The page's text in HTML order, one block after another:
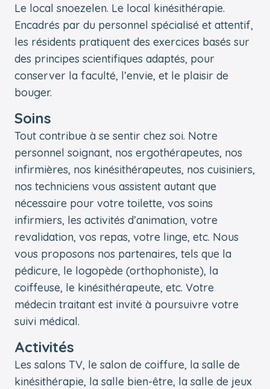
Le local snoezelen. Le local kinésithérapie.
Encadrés par du personnel spécialisé et attentif,
les résidents pratiquent des exercices basés sur
des principes scientifiques adaptés, pour
conserver la faculté, l’envie, et le plaisir de
bouger.
Soins
Tout contribue à se sentir chez soi. Notre
personnel soignant, nos ergothérapeutes, nos
infirmières, nos kinésithérapeutes, nos cuisiniers,
nos techniciens vous assistent autant que
nécessaire pour votre toilette, vos soins
infirmiers, les activités d’animation, votre
revalidation, vos repas, votre linge, etc. Nous
vous proposons nos partenaires, tels que la
pédicure, le logopède (orthophoniste), la
coiffeuse, le kinésithérapeute, etc. Votre
médecin traitant est invité à poursuivre votre
suivi médical.
Activités
Les salons TV, le salon de coiffure, la salle de
kinésithérapie, la salle bien-être, la salle de jeux